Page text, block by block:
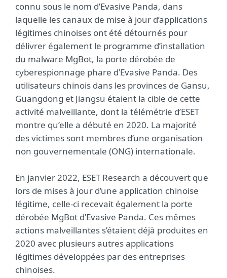
connu sous le nom d’Evasive Panda, dans
laquelle les canaux de mise à jour d’applications
légitimes chinoises ont été détournés pour
délivrer également le programme d’installation
du malware MgBot, la porte dérobée de
cyberespionnage phare d’Evasive Panda. Des
utilisateurs chinois dans les provinces de Gansu,
Guangdong et Jiangsu étaient la cible de cette
activité malveillante, dont la télémétrie d’ESET
montre qu’elle a débuté en 2020. La majorité
des victimes sont membres d’une organisation
non gouvernementale (ONG) internationale.
En janvier 2022, ESET Research a découvert que
lors de mises à jour d’une application chinoise
légitime, celle-ci recevait également la porte
dérobée MgBot d’Evasive Panda. Ces mêmes
actions malveillantes s’étaient déjà produites en
2020 avec plusieurs autres applications
légitimes développées par des entreprises
chinoises.